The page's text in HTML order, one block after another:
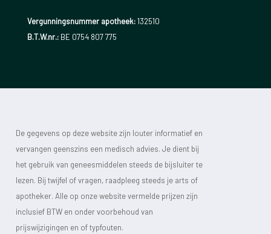
Vergunningsnummer apotheek:132510
B.T.W.nr.:BE 0754 807 775
De gegevens op deze website zijn louter informatief en
vervangen geenszins een medisch advies. Je dient bij
het gebruik van geneesmiddelen steeds de bijsluiter te
lezen. Bij twijfel of vragen, raadpleeg steeds je arts of
apotheker. Alle op onze website vermelde prijzen zijn
inclusief BTW en onder voorbehoud van
prijswijzigingen en of typfouten.